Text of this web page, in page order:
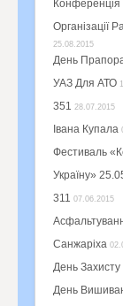
Конференція
Організації
25.08.2015
День
УАЗ Для АТО
351 28.07.2015
Івана Купала
Фестиваль
Україну»
311 07.06.2015
Санжаріха
День Захисту
День